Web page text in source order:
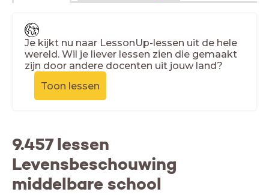
Je kijkt nu naar LessonUp-lessen uit de hele
wereld. Wil je liever lessen zien die gemaakt
zijn door andere docenten uit jouw land?
Toon lessen
9.457 lessen
Levensbeschouwing
middelbare school